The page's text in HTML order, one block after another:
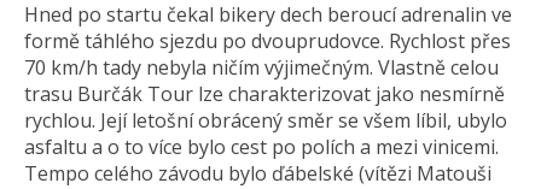
Hned po startu čekal bikery dech beroucí adrenalin ve
formě táhlého sjezdu po dvouprudovce. Rychlost přes
70 km/h tady nebyla ničím výjimečným. Vlastně celou
trasu Burčák Tour lze charakterizovat jako nesmírně
rychlou. Její letošní obrácený směr se všem líbil, ubylo
asfaltu a o to více bylo cest po polích a mezi vinicemi.
Tempo celého závodu bylo ďábelské (vítězi Matouši